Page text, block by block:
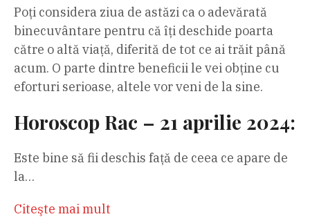
Poți considera ziua de astăzi ca o adevărată
binecuvântare pentru că îți deschide poarta
către o altă viață, diferită de tot ce ai trăit până
acum. O parte dintre beneficii le vei obține cu
eforturi serioase, altele vor veni de la sine.
Horoscop Rac – 21 aprilie 2024:
Este bine să fii deschis față de ceea ce apare de
la…
Citeşte mai mult